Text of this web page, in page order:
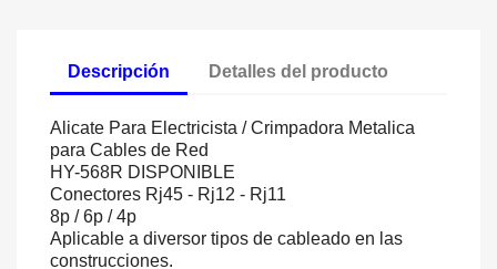
Descripción Detalles del producto
Alicate Para Electricista / Crimpadora Metalica
para Cables de Red
HY-568R DISPONIBLE
Conectores Rj45 - Rj12 - Rj11
8p / 6p / 4p
Aplicable a diversor tipos de cableado en las
construcciones.